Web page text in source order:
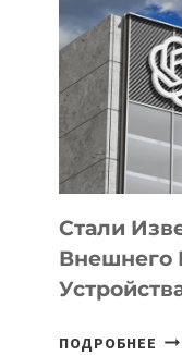
ПО
Стали
Внешнего
ПОДРОБНЕЕ